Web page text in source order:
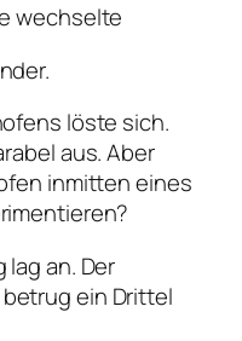
wechselte
löste sich.
aus. Aber
inmitten eines
lag an. Der
ein Drittel